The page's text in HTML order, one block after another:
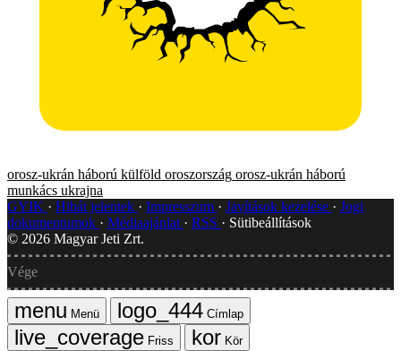
orosz-ukrán háború külföld oroszország orosz-ukrán háború
munkács ukrajna
GYIK
Hibát jelentek Impresszum Javítások kezelése
Jogi
dokumentumok
Médiaajánlat RSS
Sütibeállítások
© 2026 Magyar Jeti Zrt.
Vége
Menü
Címlap
Friss
Kör